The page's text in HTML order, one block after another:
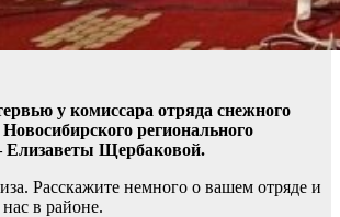
у комиссара отряда снежного
регионального
Щербаковой.
Расскажите немного о вашем отряде и
в районе.